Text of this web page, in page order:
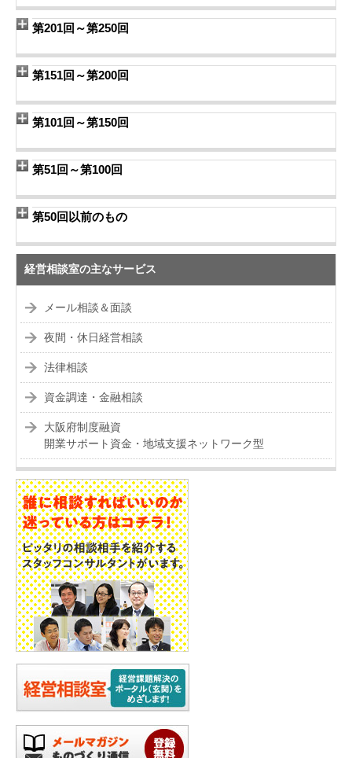
第201回～第250回
第151回～第200回
第101回～第150回
第51回～第100回
第50回以前のもの
経営相談室の主なサービス
メール相談＆面談
夜間・休日経営相談
法律相談
資金調達・金融相談
大阪府制度融資
開業サポート資金・地域支援ネットワーク型